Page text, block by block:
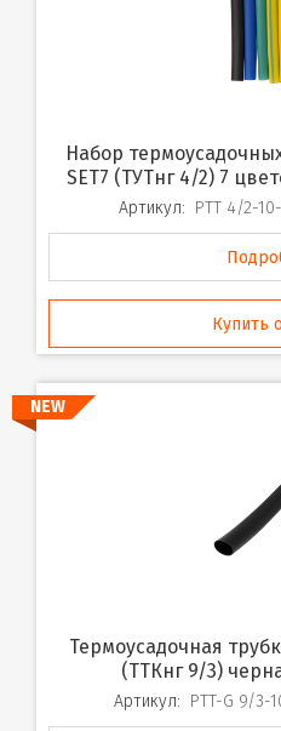
Набор термоусадочных трубок PTT 4/2-10-21
SET7 (ТУТнг 4/2) 7
Артикул: PTT 4/2-
Купить
NEW
Термоусадочная трубка PTT-G 9/3-100-10 BL
(ТТКнг 9/3)
Артикул: PTT-G 9/3-